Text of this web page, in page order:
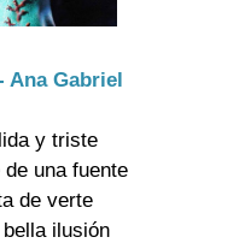
Ana Gabriel
y triste
una fuente
de verte
ilusión